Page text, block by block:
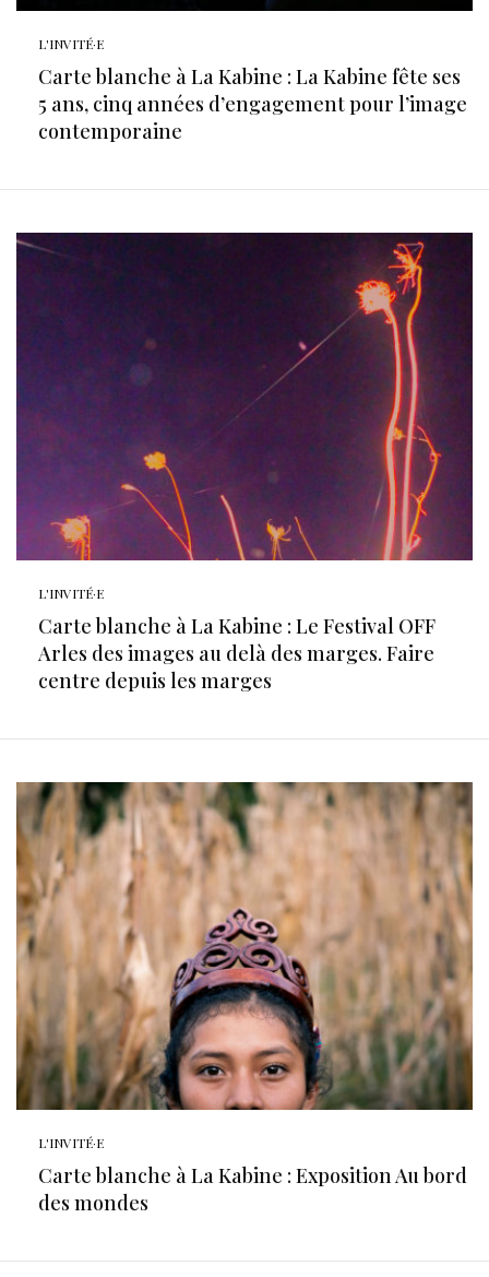
L'INVITÉ·E
Carte blanche à La Kabine : La Kabine fête ses
5 ans, cinq années d’engagement pour l’image
contemporaine
L'INVITÉ·E
Carte blanche à La Kabine : Le Festival OFF
Arles des images au delà des marges. Faire
centre depuis les marges
L'INVITÉ·E
Carte blanche à La Kabine : Exposition Au bord
des mondes